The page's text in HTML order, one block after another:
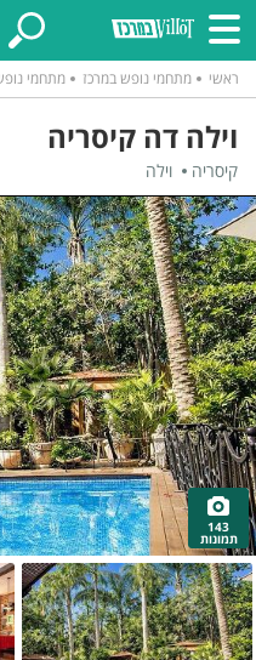
ראשי מתחמי נופש במרכז מתחמי
וילה דה קיסריה
קיסריה וילה
143
תמונות